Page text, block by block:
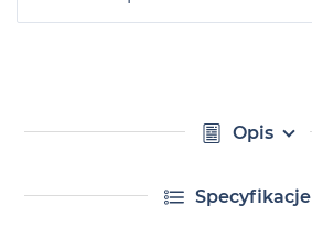
Opis
Specyfikacje